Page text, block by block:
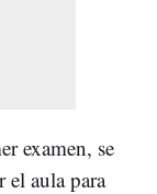
examen, se
el aula para